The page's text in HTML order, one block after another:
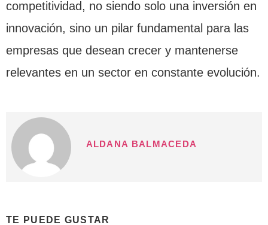
competitividad, no siendo solo una inversión en
innovación, sino un pilar fundamental para las
empresas que desean crecer y mantenerse
relevantes en un sector en constante evolución.
ALDANA BALMACEDA
TE PUEDE GUSTAR